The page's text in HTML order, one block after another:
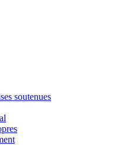
soutenues